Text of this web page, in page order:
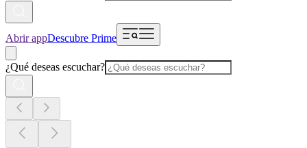
Abrir appDescubre Prime
¿Qué deseas escuchar?